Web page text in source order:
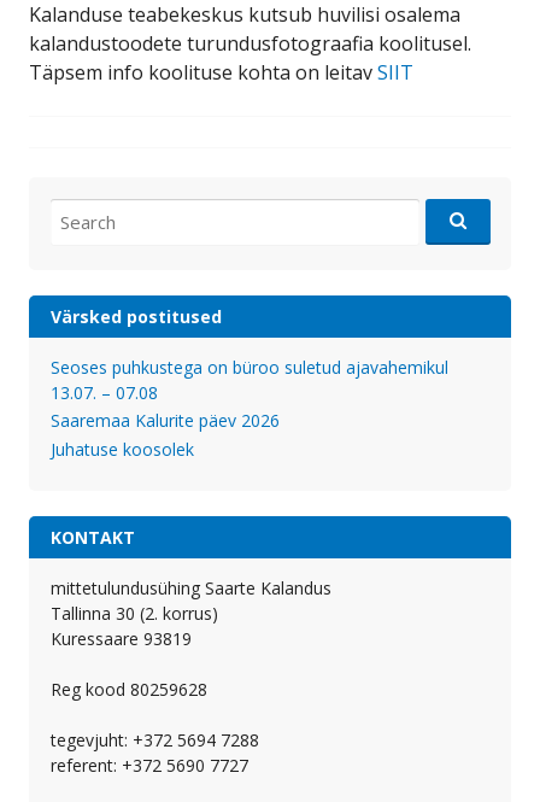
Kalanduse teabekeskus kutsub huvilisi osalema
kalandustoodete turundusfotograafia koolitusel.
Täpsem info koolituse kohta on leitavSIIT
for:
Värsked postitused
Seoses puhkustega on büroo suletud ajavahemikul
13.07. – 07.08
Saaremaa Kalurite päev 2026
Juhatuse koosolek
KONTAKT
mittetulundusühing Saarte Kalandus
Tallinna 30 (2. korrus)
Kuressaare 93819
Reg kood 80259628
tegevjuht: +372 5694 7288
referent: +372 5690 7727